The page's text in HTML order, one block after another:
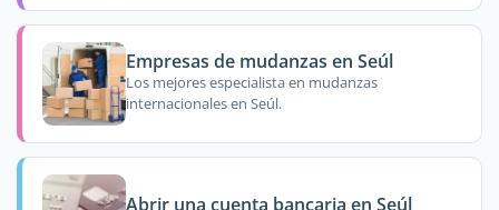
Empresas de mudanzas en Seúl
Los mejores especialista en mudanzas
internacionales en Seúl.
Abrir una cuenta bancaria en Seúl